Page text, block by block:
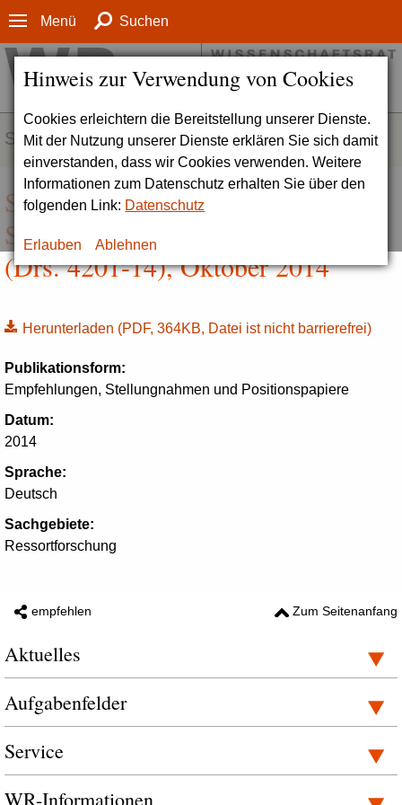
Hinweis zur Verwendung von Cookies
Cookies erleichtern die Bereitstellung unserer Dienste.
Mit der Nutzung unserer Dienste erklären Sie sich damit
einverstanden, dass wir Cookies verwenden. Weitere
Informationen zum Datenschutz erhalten Sie über den
folgenden Link: Datenschutz
Erlauben Ablehnen
Menü Suchen
SERVICE
Stellungnahme zum Bundesamt für
Strahlenschutz (BfS), Salzgitter
(Drs. 4201-14), Oktober 2014
Herunterladen (PDF, 364KB, Datei ist nicht barrierefrei)
Publikationsform:
Empfehlungen, Stellungnahmen und Positionspapiere
Datum:
2014
Sprache:
Deutsch
Sachgebiete:
Ressortforschung
empfehlen Zum Seitenanfang
Aktuelles
Aufgabenfelder
Service
WR-Informationen